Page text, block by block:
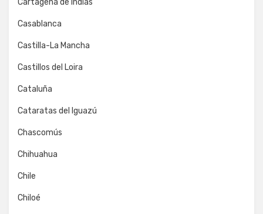
Cartagena de Indias
Casablanca
Castilla-La Mancha
Castillos del Loira
Cataluña
Cataratas del Iguazú
Chascomús
Chihuahua
Chile
Chiloé